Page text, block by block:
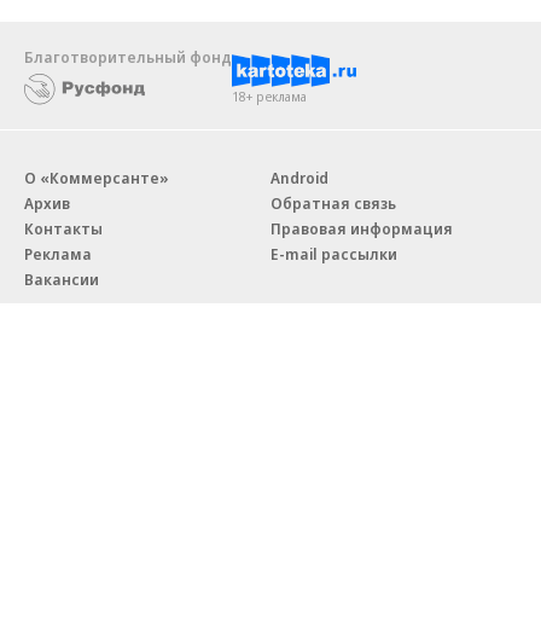
Благотворительный фонд
18+ реклама
О «Коммерсанте»
Архив
Контакты
Реклама
Вакансии
Android
Обратная связь
Правовая информация
E-mail рассылки